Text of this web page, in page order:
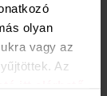
olyan
vagy az
Az